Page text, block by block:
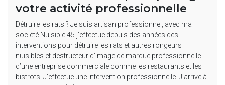
votre activité professionnelle
Détruire les rats ? Je suis artisan professionnel, avec ma
société Nuisible 45 j’effectue depuis des années des
interventions pour détruire les rats et autres rongeurs
nuisibles et destructeur d’image de marque professionnelle
d’une entreprise commerciale comme les restaurants et les
bistrots. J’effectue une intervention professionnelle. J’arrive à